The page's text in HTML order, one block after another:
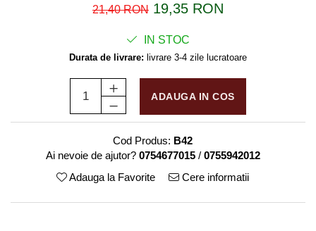
21,40 RON 19,35 RON
IN STOC
Durata de livrare: livrare 3-4 zile lucratoare
ADAUGA IN COS
Cod Produs: B42
Ai nevoie de ajutor? 0754677015 / 0755942012
Adauga la Favorite
Cere informatii